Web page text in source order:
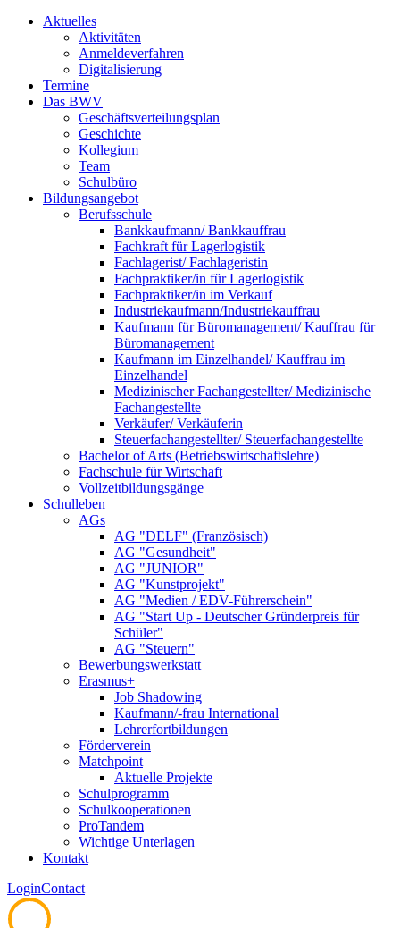
Aktuelles
Aktivitäten
Anmeldeverfahren
Digitalisierung
Termine
Das BWV
Geschäftsverteilungsplan
Geschichte
Kollegium
Team
Schulbüro
Bildungsangebot
Berufsschule
Bankkaufmann/ Bankkauffrau
Fachkraft für Lagerlogistik
Fachlagerist/ Fachlageristin
Fachpraktiker/in für Lagerlogistik
Fachpraktiker/in im Verkauf
Industriekaufmann/Industriekauffrau
Kaufmann für Büromanagement/ Kauffrau für
Büromanagement
Kaufmann im Einzelhandel/ Kauffrau im
Einzelhandel
Medizinischer Fachangestellter/ Medizinische
Fachangestellte
Verkäufer/ Verkäuferin
Steuerfachangestellter/ Steuerfachangestellte
Bachelor of Arts (Betriebswirtschaftslehre)
Fachschule für Wirtschaft
Vollzeitbildungsgänge
Schulleben
AGs
AG "DELF" (Französisch)
AG "Gesundheit"
AG "JUNIOR"
AG "Kunstprojekt"
AG "Medien / EDV-Führerschein"
AG "Start Up - Deutscher Gründerpreis für
Schüler"
AG "Steuern"
Bewerbungswerkstatt
Erasmus+
Job Shadowing
Kaufmann/-frau International
Lehrerfortbildungen
Förderverein
Matchpoint
Aktuelle Projekte
Schulprogramm
Schulkooperationen
ProTandem
Wichtige Unterlagen
Kontakt
LoginContact